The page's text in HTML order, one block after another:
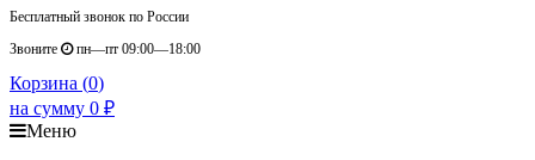
Бесплатный звонок по России
Звоните
пн—пт 09:00—18:00
Корзина (0)
на сумму 0 ₽
Меню